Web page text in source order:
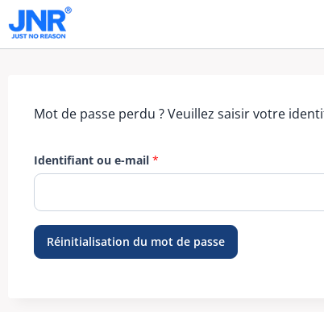
Aller
au
Mot de passe perdu ? Veuillez saisir votre
Identifiant ou e-mail *
b
a
t
Réinitialisation du mot de passe